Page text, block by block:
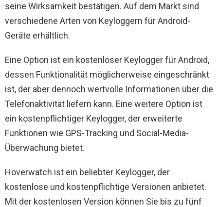
seine Wirksamkeit bestätigen. Auf dem Markt sind
verschiedene Arten von Keyloggern für Android-
Geräte erhältlich.
Eine Option ist ein kostenloser Keylogger für Android,
dessen Funktionalität möglicherweise eingeschränkt
ist, der aber dennoch wertvolle Informationen über die
Telefonaktivität liefern kann. Eine weitere Option ist
ein kostenpflichtiger Keylogger, der erweiterte
Funktionen wie GPS-Tracking und Social-Media-
Überwachung bietet.
Hoverwatch ist ein beliebter Keylogger, der
kostenlose und kostenpflichtige Versionen anbietet.
Mit der kostenlosen Version können Sie bis zu fünf